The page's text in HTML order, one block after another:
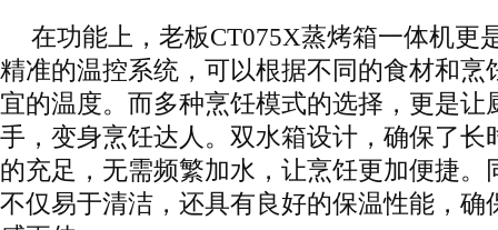
在功能上，老板CT075X蒸烤箱一体机更
精准的温控系统，可以根据不同的食材和烹
宜的温度。而多种烹饪模式的选择，更是让
手，变身烹饪达人。双水箱设计，确保了长
的充足，无需频繁加水，让烹饪更加便捷。
不仅易于清洁，还具有良好的保温性能，确